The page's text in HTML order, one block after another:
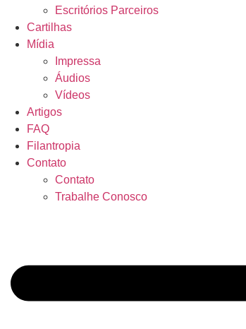
Escritórios Parceiros
Cartilhas
Mídia
Impressa
Áudios
Vídeos
Artigos
FAQ
Filantropia
Contato
Contato
Trabalhe Conosco